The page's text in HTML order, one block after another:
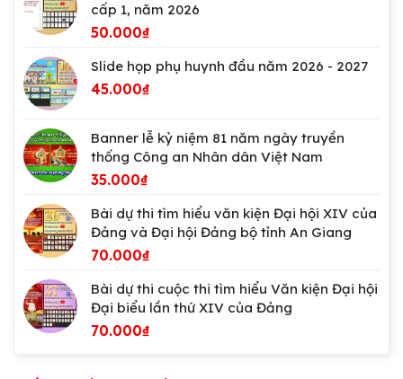
cấp 1, năm 2026
50.000₫
Slide họp phụ huynh đầu năm 2026 - 2027
45.000₫
Banner lễ kỷ niệm 81 năm ngày truyền
thống Công an Nhân dân Việt Nam
35.000₫
Bài dự thi tìm hiểu văn kiện Đại hội XIV của
Đảng và Đại hội Đảng bộ tỉnh An Giang
70.000₫
Bài dự thi cuộc thi tìm hiểu Văn kiện Đại hội
Đại biểu lần thứ XIV của Đảng
70.000₫